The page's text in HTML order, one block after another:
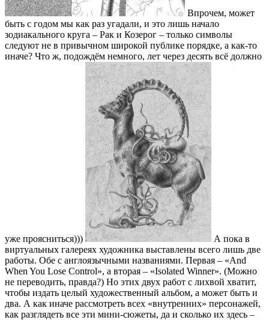
Впрочем, может
быть с годом мы как раз угадали, и это лишь начало
зодиакального круга – Рак и Козерог – только символы
следуют не в привычном широкой публике порядке, а как-то
иначе? Что ж, подождём немного, лет через десять всё должно
уже проясниться)))
А пока в
виртуальных галереях художника выставлены всего лишь две
работы. Обе с англоязычными названиями. Первая – «And
When You Lose Control», а вторая – «Isolated Winner». (Можно
не переводить, правда?) Но этих двух работ с лихвой хватит,
чтобы издать целый художественный альбом, а может быть и
два. А как иначе рассмотреть всех «внутренних» персонажей,
как разглядеть все эти мини-сюжеты, да и сколько их здесь –